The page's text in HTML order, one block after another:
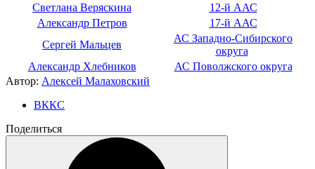
Светлана Веряскина
12-й ААС
Александр Петров
17-й ААС
Сергей Мальцев
АС Западно-Сибирского
округа
Александр Хлебников
АС Поволжского округа
Автор: Алексей Малаховский
ВККС
Поделиться